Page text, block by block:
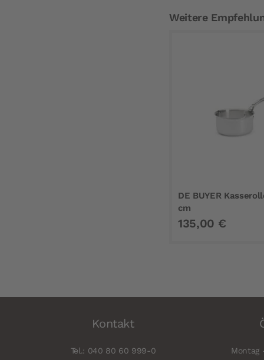
Weitere
DE BUYER
cm
135,00 €
Kontakt
Tel.: 040 80 60 999-0
Montag